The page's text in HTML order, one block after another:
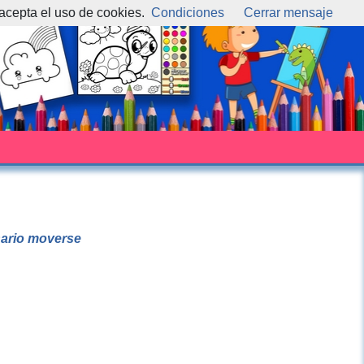
moverse
el uso de cookies. Condiciones Cerrar mensaje